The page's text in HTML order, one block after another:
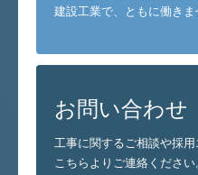
建設工業で、ともに働きま
お問い合わせ
工事に関するご相談や採用
こちらよりご連絡ください